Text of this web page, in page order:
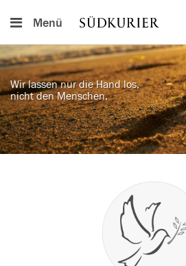
Menü
Wir lassen nur die Hand los,
nicht den Menschen.